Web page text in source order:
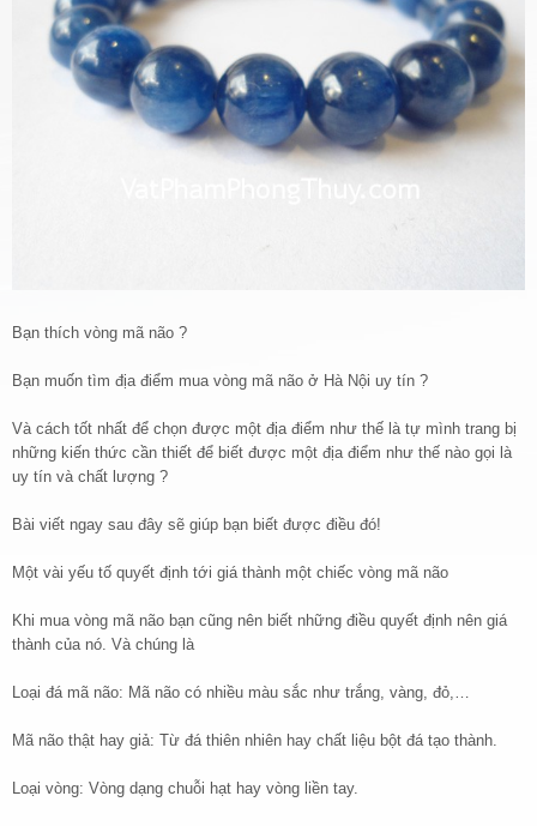
Bạn thích vòng mã não ?
Bạn muốn tìm địa điểm mua vòng mã não ở Hà Nội uy tín ?
Và cách tốt nhất để chọn được một địa điểm như thế là tự mình trang bị
những kiến thức cần thiết để biết được một địa điểm như thế nào gọi là
uy tín và chất lượng ?
Bài viết ngay sau đây sẽ giúp bạn biết được điều đó!
Một vài yếu tố quyết định tới giá thành một chiếc vòng mã não
Khi mua vòng mã não bạn cũng nên biết những điều quyết định nên giá
thành của nó. Và chúng là
Loại đá mã não: Mã não có nhiều màu sắc như trắng, vàng, đỏ,…
Mã não thật hay giả: Từ đá thiên nhiên hay chất liệu bột đá tạo thành.
Loại vòng: Vòng dạng chuỗi hạt hay vòng liền tay.